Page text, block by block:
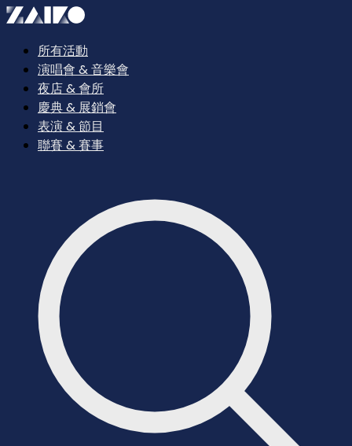
所有活動
演唱會 & 音樂會
夜店 & 會所
慶典 & 展銷會
表演 & 節目
聯賽 & 賽事